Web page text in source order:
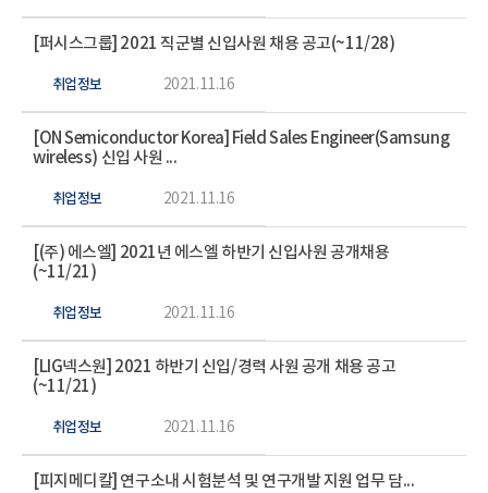
취업정보
[퍼시스그룹] 2021 직군별 신입사원 채용 공고(~11/28)
2021.11.16
취업정보
[ON Semiconductor Korea] Field Sales Engineer(Samsung
wireless) 신입 사원 ...
2021.11.16
취업정보
[(주) 에스엘] 2021년 에스엘 하반기 신입사원 공개채용
(~11/21)
2021.11.16
취업정보
[LIG넥스원] 2021 하반기 신입/경력 사원 공개 채용 공고
(~11/21)
2021.11.16
[피지메디칼] 연구소내 시험분석 및 연구개발 지원 업무 담...